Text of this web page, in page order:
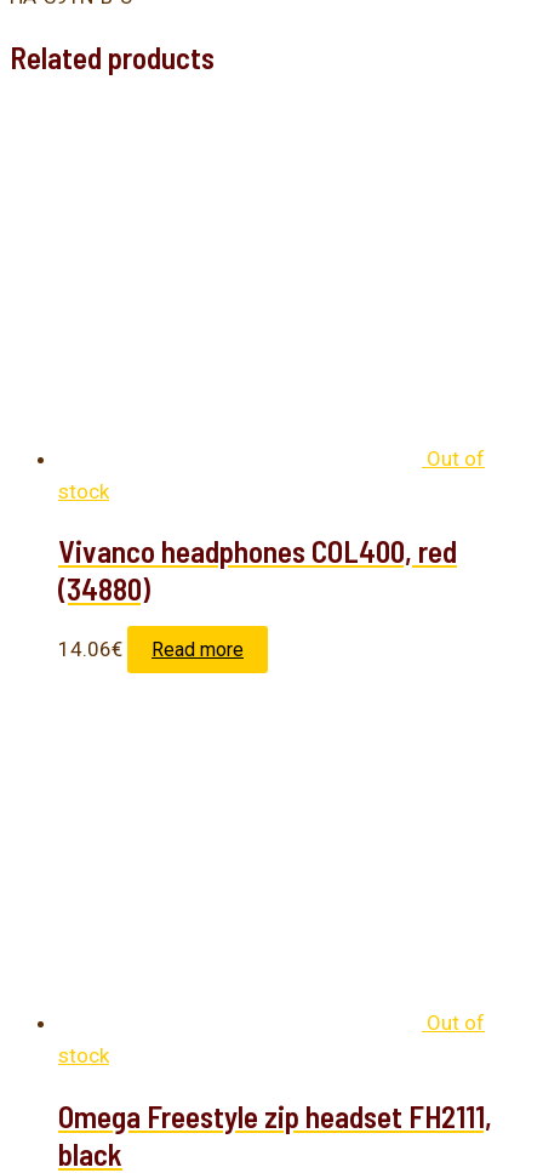
Related products
Out of
stock
Vivanco headphones COL400, red
(34880)
14.06€ Read more
Out of
stock
Omega Freestyle zip headset FH2111,
black